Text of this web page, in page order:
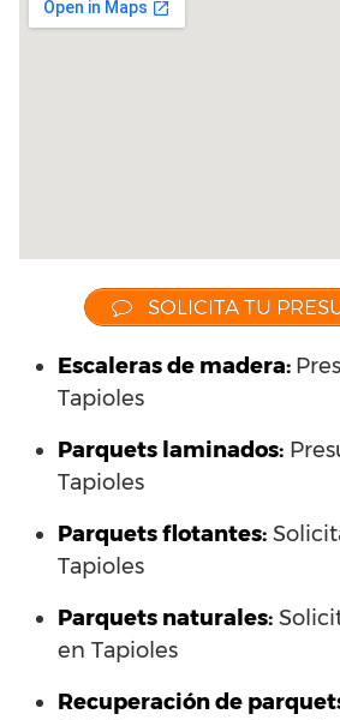
SOLICITA TU
Escaleras de madera:
Tapioles
Parquets laminados:
Tapioles
Parquets flotantes:
Tapioles
Parquets naturales:
en Tapioles
Recuperación de